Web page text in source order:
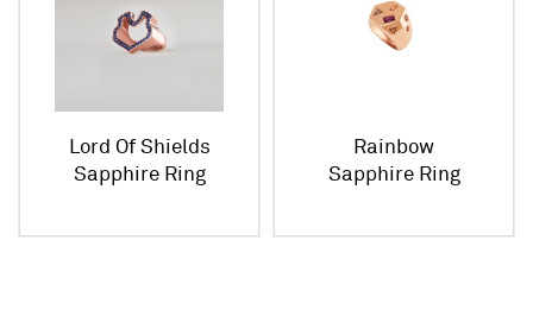
Lord Of Shields
Sapphire Ring
Rainbow
Sapphire Ring